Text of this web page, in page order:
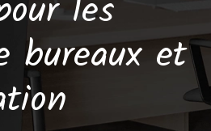
les
bureaux et